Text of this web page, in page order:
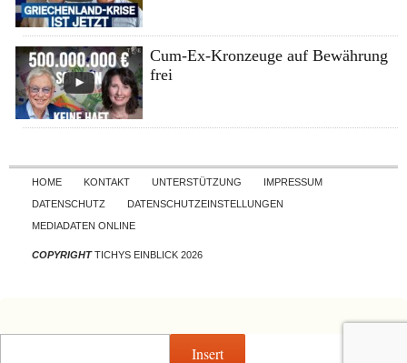
Cum-Ex-Kronzeuge auf Bewährung
frei
Skip to content
HOME KONTAKT UNTERSTÜTZUNG
IMPRESSUM
DATENSCHUTZ
DATENSCHUTZEINSTELLUNGEN
MEDIADATEN ONLINE
COPYRIGHTTICHYS EINBLICK 2026
Insert